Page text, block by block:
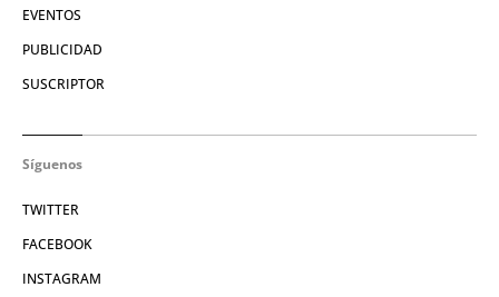
EVENTOS
PUBLICIDAD
SUSCRIPTOR
Síguenos
TWITTER
FACEBOOK
INSTAGRAM